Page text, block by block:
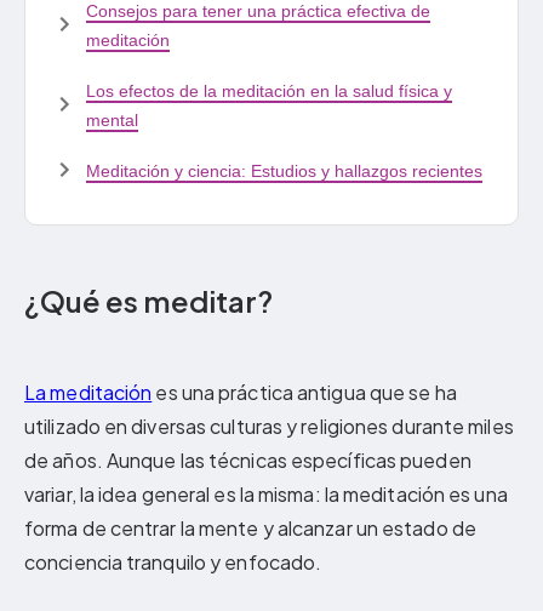
Consejos para tener una práctica efectiva de
meditación
Los efectos de la meditación en la salud física y
mental
Meditación y ciencia: Estudios y hallazgos recientes
¿Qué es meditar?
La meditación es una práctica antigua que se ha
utilizado en diversas culturas y religiones durante miles
de años. Aunque las técnicas específicas pueden
variar, la idea general es la misma: la meditación es una
forma de centrar la mente y alcanzar un estado de
conciencia tranquilo y enfocado.